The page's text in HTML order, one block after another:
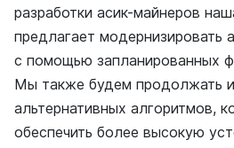
разработки асик-майнеров
предлагает модернизировать
с помощью запланированных
Мы также будем продолжать
альтернативных алгоритмов,
обеспечить более высокую